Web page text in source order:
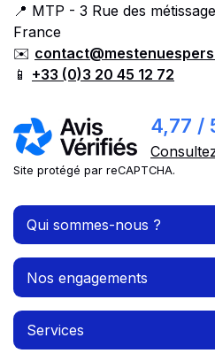
📍 MTP - 3 Rue des
France
✉️
📱 +33 (0)3 20 45 12 72
4,77 /
Site protégé par reCAPTCHA.
Qui sommes-nous ?
Nos engagements
Services